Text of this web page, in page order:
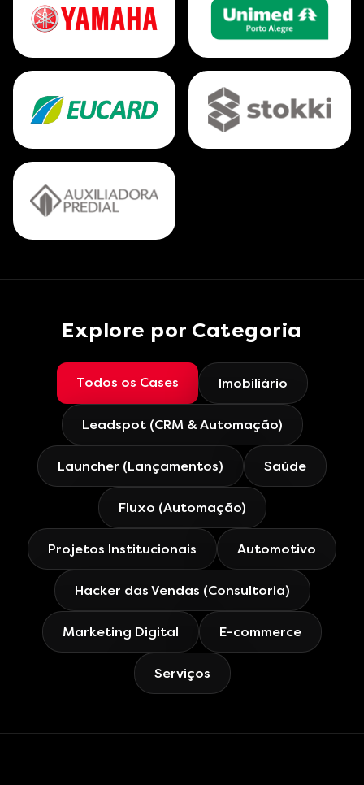
Explore por Categoria
Todos os Cases Imobiliário
Leadspot (CRM & Automação)
Launcher (Lançamentos) Saúde
Fluxo (Automação)
Projetos Institucionais Automotivo
Hacker das Vendas (Consultoria)
Marketing Digital E-commerce
Serviços